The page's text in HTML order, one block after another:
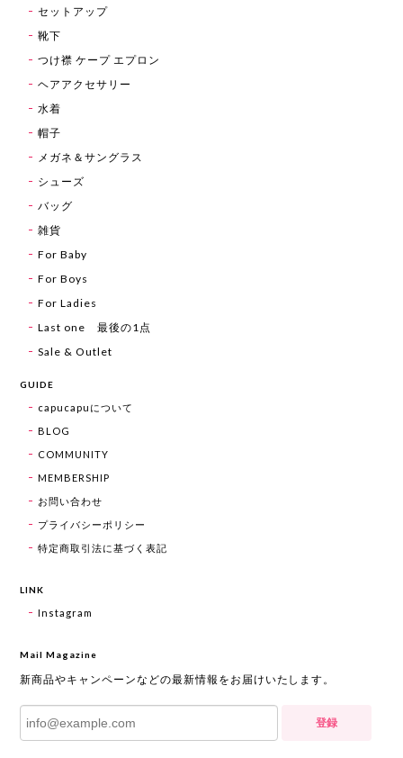
セットアップ
靴下
つけ襟 ケープ エプロン
ヘアアクセサリー
水着
帽子
メガネ＆サングラス
シューズ
バッグ
雑貨
For Baby
For Boys
For Ladies
Last one 最後の1点
Sale & Outlet
GUIDE
capucapuについて
BLOG
COMMUNITY
MEMBERSHIP
お問い合わせ
プライバシーポリシー
特定商取引法に基づく表記
LINK
Instagram
Mail Magazine
新商品やキャンペーンなどの最新情報をお届けいたします。
登録